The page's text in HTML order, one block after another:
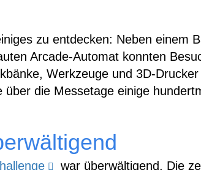
zu entdecken: Neben einem
Arcade-Automat konnten
Werkzeuge und 3D-
über die Messetage einige
war überwältigend. Die